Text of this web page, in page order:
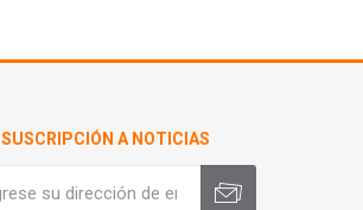
SUSCRIPCIÓN A NOTICIAS